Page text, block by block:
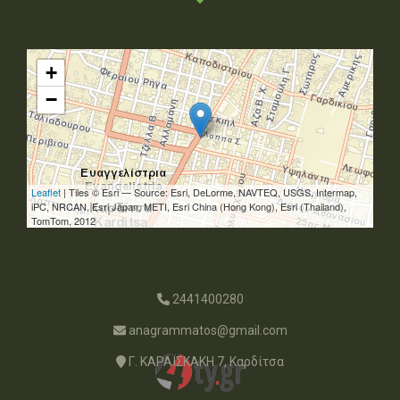
+
−
Leaflet| Tiles © Esri — Source: Esri, DeLorme, NAVTEQ, USGS, Intermap,
iPC, NRCAN, Esri Japan, METI, Esri China (Hong Kong), Esri (Thailand),
TomTom, 2012
2441400280
anagrammatos@gmail.com
Γ. ΚΑΡΑΪΣΚΑΚΗ 7, Καρδίτσα